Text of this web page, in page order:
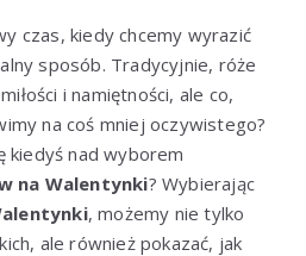
czas, kiedy chcemy wyrazić
sposób. Tradycyjnie, róże
i namiętności, ale co,
na coś mniej oczywistego?
kiedyś nad wyborem
na Walentynki? Wybierając
, możemy nie tylko
ale również pokazać, jak